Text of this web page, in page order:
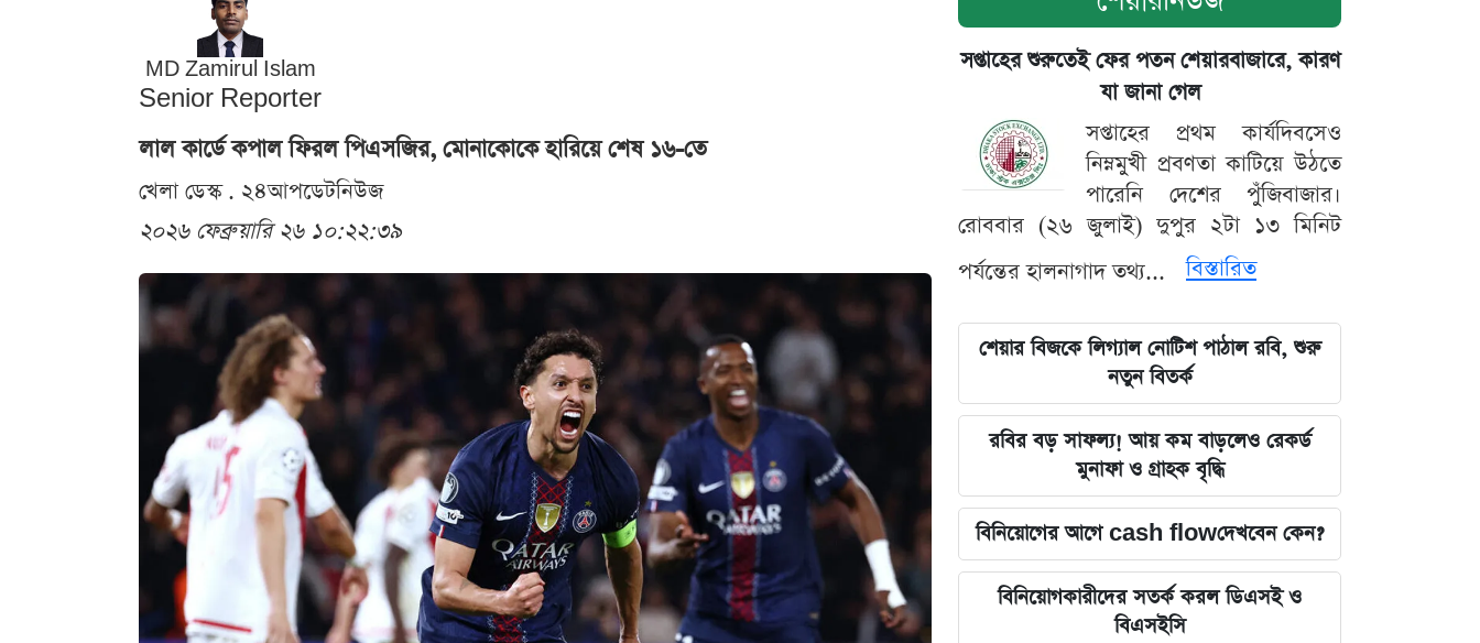
MD Zamirul Islam
Senior Reporter
লাল কার্ডে কপাল ফিরল পিএসজির, মোনাকোকে হারিয়ে শেষ ১৬-তে
খেলা ডেস্ক . ২৪আপডেটনিউজ
২০২৬ ফেব্রুয়ারি ২৬ ১০:২২:৩৯
সপ্তাহের শুরুতেই ফের পতন শেয়ারবাজারে, কারণ
যা জানা গেল
সপ্তাহের প্রথম কার্যদিবসেও
নিম্নমুখী প্রবণতা কাটিয়ে উঠতে
পারেনি দেশের পুঁজিবাজার।
রোববার (২৬ জুলাই) দুপুর ২টা ১৩ মিনিট
পর্যন্তের হালনাগাদ তথ্য...
বিস্তারিত
শেয়ার বিজকে লিগ্যাল নোটিশ পাঠাল রবি, শুরু
নতুন বিতর্ক
রবির বড় সাফল্য! আয় কম বাড়লেও রেকর্ড
মুনাফা ও গ্রাহক বৃদ্ধি
বিনিয়োগের আগে cash flowদেখবেন কেন?
বিনিয়োগকারীদের সতর্ক করল ডিএসই ও
বিএসইসি